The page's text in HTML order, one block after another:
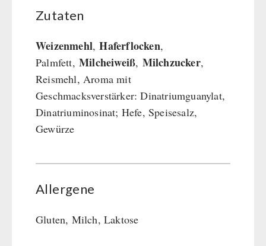
Zutaten
Weizenmehl,Haferflocken,
Palmfett, Milcheiweiß, Milchzucker,
Reismehl, Aroma mit
Geschmacksverstärker: Dinatriumguanylat,
Dinatriuminosinat; Hefe, Speisesalz,
Gewürze
Allergene
Gluten, Milch, Laktose